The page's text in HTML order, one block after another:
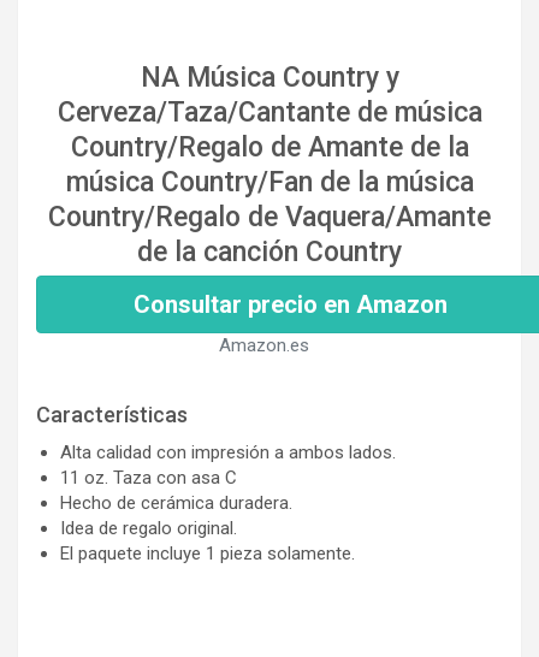
NA Música Country y
Cerveza/Taza/Cantante de música
Country/Regalo de Amante de la
música Country/Fan de la música
Country/Regalo de Vaquera/Amante
de la canción Country
Consultar precio en Amazon
Amazon.es
Características
Alta calidad con impresión a ambos lados.
11 oz. Taza con asa C
Hecho de cerámica duradera.
Idea de regalo original.
El paquete incluye 1 pieza solamente.